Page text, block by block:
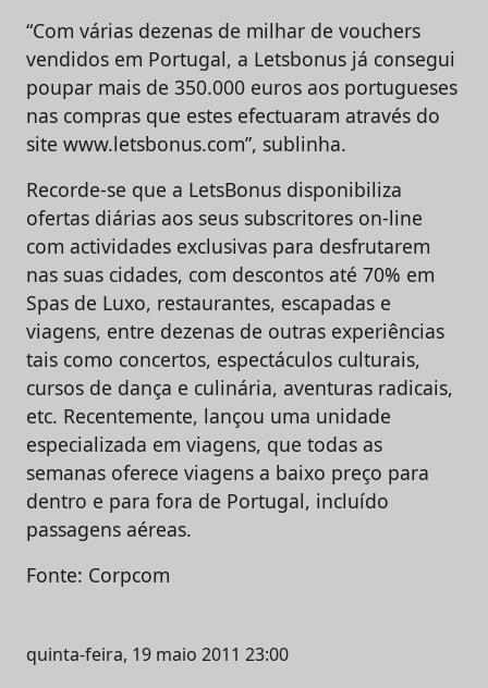
“Com várias dezenas de milhar de vouchers
vendidos em Portugal, a Letsbonus já consegui
poupar mais de 350.000 euros aos portugueses
nas compras que estes efectuaram através do
site www.letsbonus.com”, sublinha.
Recorde-se que a LetsBonus disponibiliza
ofertas diárias aos seus subscritores on-line
com actividades exclusivas para desfrutarem
nas suas cidades, com descontos até 70% em
Spas de Luxo, restaurantes, escapadas e
viagens, entre dezenas de outras experiências
tais como concertos, espectáculos culturais,
cursos de dança e culinária, aventuras radicais,
etc. Recentemente, lançou uma unidade
especializada em viagens, que todas as
semanas oferece viagens a baixo preço para
dentro e para fora de Portugal, incluído
passagens aéreas.
Fonte: Corpcom
quinta-feira, 19 maio 2011 23:00